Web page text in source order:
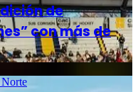
de
con más de
Norte